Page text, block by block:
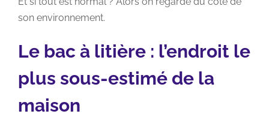
son environnement.
Le bac à litière : l’endroit le
plus sous-estimé de la
maison